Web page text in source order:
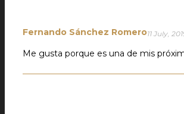
Fernando Sánchez Romero11 July,
Me gusta porque es una de mis